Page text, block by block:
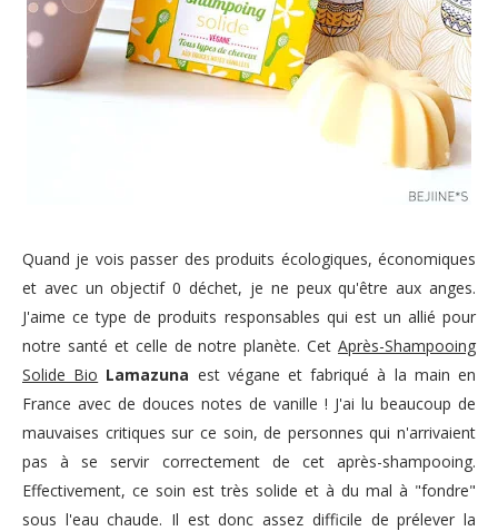
Quand je vois passer des produits écologiques, économiques
et avec un objectif 0 déchet, je ne peux qu'être aux anges.
J'aime ce type de produits responsables qui est un allié pour
notre santé et celle de notre planète. Cet Après-Shampooing
Solide Bio Lamazuna est végane et fabriqué à la main en
France avec de douces notes de vanille ! J'ai lu beaucoup de
mauvaises critiques sur ce soin, de personnes qui n'arrivaient
pas à se servir correctement de cet après-shampooing.
Effectivement, ce soin est très solide et à du mal à "fondre"
sous l'eau chaude. Il est donc assez difficile de prélever la